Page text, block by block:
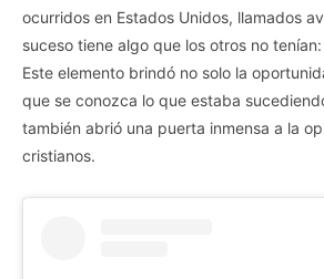
ocurridos en Estados Unidos, llamados
suceso tiene algo que los otros no tenían:
Este elemento brindó no solo la
que se conozca lo que estaba
también abrió una puerta inmensa a la
cristianos.